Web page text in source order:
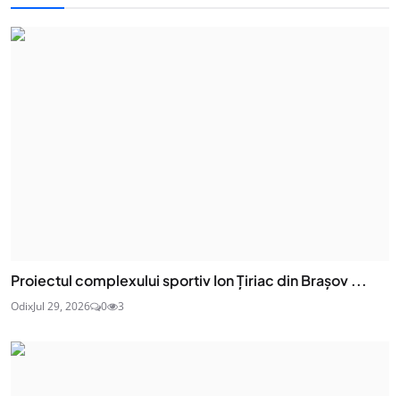
Proiectul complexului sportiv Ion Țiriac din Brașov ...
OdixJul 29, 2026 0 3